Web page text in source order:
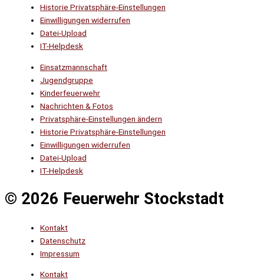
Historie Privatsphäre-Einstellungen
Einwilligungen widerrufen
Datei-Upload
IT-Helpdesk
Einsatzmannschaft
Jugendgruppe
Kinderfeuerwehr
Nachrichten & Fotos
Privatsphäre-Einstellungen ändern
Historie Privatsphäre-Einstellungen
Einwilligungen widerrufen
Datei-Upload
IT-Helpdesk
© 2026 Feuerwehr Stockstadt
Kontakt
Datenschutz
Impressum
Kontakt